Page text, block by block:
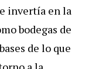
invertía en la
bodegas de
de lo que